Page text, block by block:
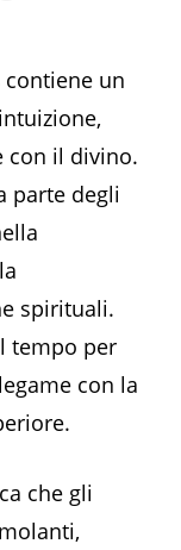
un
con il divino.
parte degli
spirituali.
tempo per
con la
che gli